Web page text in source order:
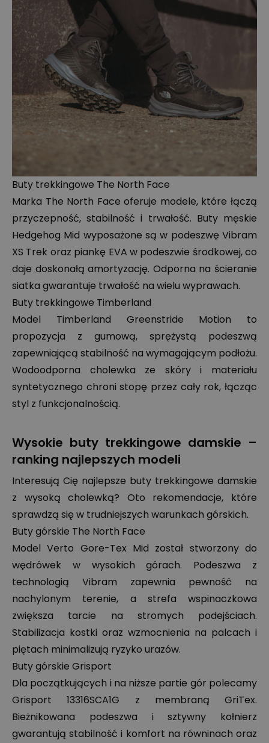
Buty trekkingowe The North Face
Marka The North Face oferuje modele, które łączą
przyczepność, stabilność i trwałość. Buty męskie
Hedgehog Mid wyposażone są w podeszwę Vibram
XS Trek oraz piankę EVA w podeszwie środkowej, co
daje doskonałą amortyzację. Odporna na ścieranie
siatka gwarantuje trwałość na wielu wyprawach.
Buty trekkingowe Timberland
Model Timberland Greenstride Motion to
propozycja z gumową, sprężystą podeszwą
zapewniającą stabilność na wymagającym podłożu.
Wodoodporna cholewka ze skóry i materiału
syntetycznego chroni stopę przez cały rok, łącząc
styl z funkcjonalnością.
Wysokie buty trekkingowe damskie –
ranking najlepszych modeli
Interesują Cię najlepsze buty trekkingowe damskie
z wysoką cholewką? Oto rekomendacje, które
sprawdzą się w trudniejszych warunkach górskich.
Buty górskie The North Face
Model Verto Gore-Tex Mid został stworzony do
wędrówek w wysokich górach. Podeszwa z
technologią Vibram zapewnia pewność na
nachylonym terenie, a strefa wspinaczkowa
zwiększa tarcie na stromych podejściach.
Stabilizacja kostki oraz wzmocnienia na palcach i
piętach minimalizują ryzyko urazów.
Buty górskie Grisport
Dla początkujących i na niższe partie gór polecamy
Grisport 13316SCA1G z membraną GriTex.
Bieżnikowana podeszwa i sztywny kołnierz
gwarantują stabilność i komfort na równinach oraz